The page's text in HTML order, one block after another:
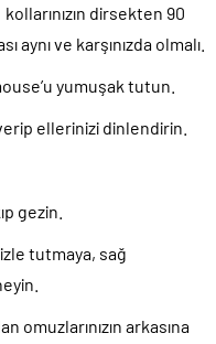
dirsekten 90
aynı ve karşınızda olmalı.
yumuşak tutun.
ellerinizi dinlendirin.
gezin.
tutmaya, sağ
omuzlarınızın arkasına